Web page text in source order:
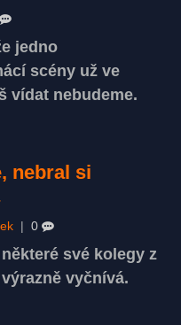
jedno
scény už ve
vídat nebudeme.
nebral si
| 0
své kolegy z
vyčnívá.